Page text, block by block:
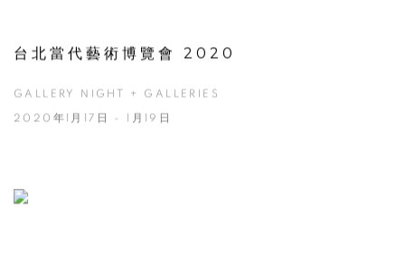
台北當代藝術博覽會 2020
GALLERY NIGHT + GALLERIES
2020年1月17日 - 1月19日